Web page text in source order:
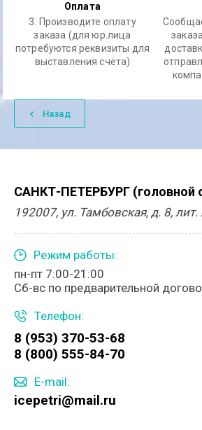
Оплата
3. Производите оплату
заказа (для юр.лица
потребуются реквизиты для
выставления счёта)
Назад
САНКТ-ПЕТЕРБУРГ (головной
192007, ул. Тамбовская, д. 8, лит.
Режим работы:
пн-пт 7:00-21:00
Сб-вс по предварительной
Телефон:
8 (953) 370-53-68
8 (800) 555-84-70
E-mail:
icepetri@mail.ru